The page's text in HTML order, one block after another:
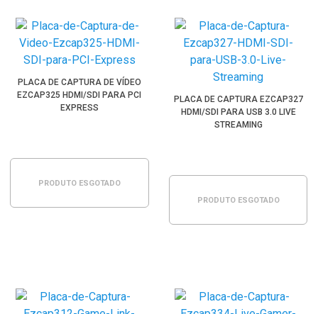
PLACA DE CAPTURA DE VÍDEO
EZCAP325 HDMI/SDI PARA PCI
EXPRESS
PRODUTO ESGOTADO
PLACA DE CAPTURA EZCAP327
HDMI/SDI PARA USB 3.0 LIVE
STREAMING
PRODUTO ESGOTADO